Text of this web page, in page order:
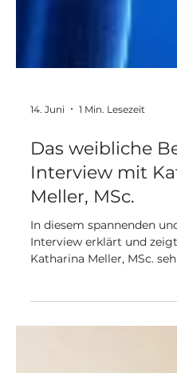
14. Juni 1 Min. Lesezeit
Das weibliche
Interview mit
Meller, MSc.
In diesem spannenden
weibliche Beckens und